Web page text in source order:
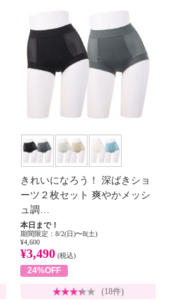
きれいになろう！ 深ばきショ
ーツ２枚セット 爽やかメッシ
ュ調…
本日まで！
期間限定：8/2(日)〜8(土)
¥4,600
¥3,490 (税込)
24%OFF
(18件)